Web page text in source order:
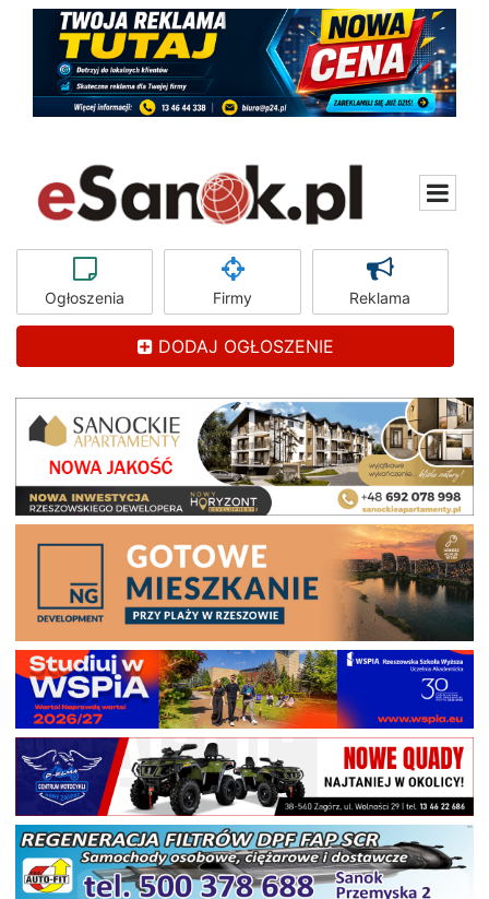
Ogłoszenia Firmy Reklama
DODAJ OGŁOSZENIE